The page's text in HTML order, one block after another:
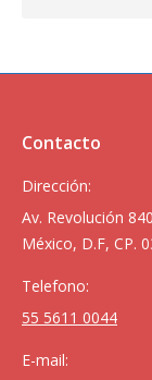
Contacto
Dirección:
Av. Revolución
México, D.F, CP.
Telefono:
55 5611 0044
E-mail: